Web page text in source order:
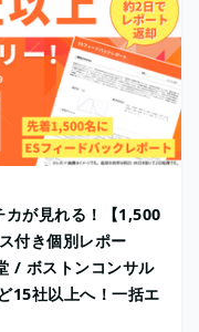
が見れる！【1,500
付き個別レポー
/ ボストンコンサル
15社以上へ！一括エ